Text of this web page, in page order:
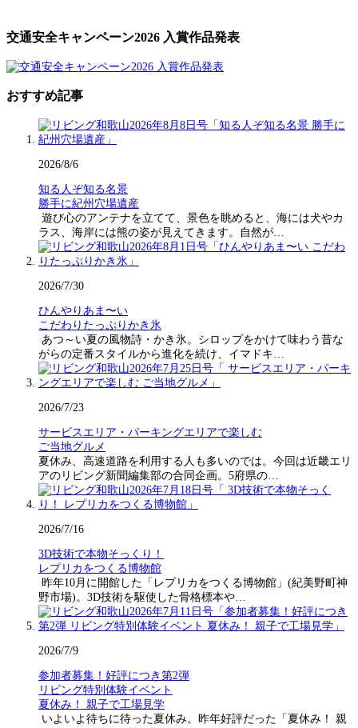
交通安全キャンペーン2026 入賞作品発表
おすすめ記事
2026/8/6
知る人ぞ知る名景
勝手に紀州穴場遺産
遊び心のアンテナを立てて、景色を眺めると、海には犬やカ
ラス、海岸には熊の姿が見えてきます。自然が…
2026/7/30
ひんやりあま〜い
こだわりたっぷりかき氷
あつ～い夏の風物詩・かき氷。シロップをかけて味わう昔な
がらの定番スタイルから進化を続け、イマドキ…
2026/7/23
サービスエリア・パーキングエリアで楽しむ
ご当地グルメ
夏休み、高速道路を利用する人も多いのでは。今回は近畿エリ
アのリビング新聞編集部の合同企画。5府県の…
2026/7/16
3D技術で本物そっくり！
レプリカをつくる博物館
昨年10月に開館した「レプリカをつくる博物館」(紀美野町神
野市場)。3D技術を駆使した骨格標本や…
2026/7/9
参加者募集！好評につき第2弾
リビング特別体験イベント
夏休み！ 親子で工場見学
いよいよ待ちに待った夏休み。昨年好評だった「夏休み！ 親